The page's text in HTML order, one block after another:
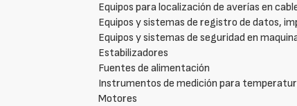
Equipos para localización de averías en
Equipos y sistemas de registro de datos,
Equipos y sistemas de seguridad en
Estabilizadores
Fuentes de alimentación
Instrumentos de medición para
Motores